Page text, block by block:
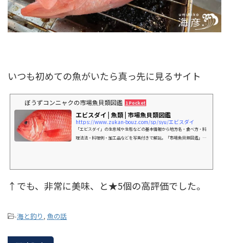
いつも初めての魚がいたら真っ先に見るサイト
ぼうずコンニャクの市場魚貝類図鑑 1 Pocket
エビスダイ | 魚類 | 市場魚貝類図鑑
https://www.zukan-bouz.com/sp/syu/エビスダイ
「エビスダイ」の生息域や生態などの基本情報から地方名・食べ方・料
理法法・料理例・加工品などを写真付きで解説。「市場魚貝類図鑑」は
↑でも、非常に美味、と★5個の高評価でした。
-海と釣り , 魚の話